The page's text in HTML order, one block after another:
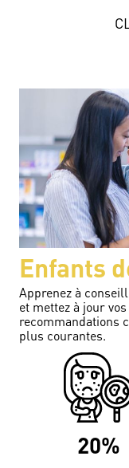
Enfants
Apprenez à
et mettez à jour
recommandations
plus courantes.
20%